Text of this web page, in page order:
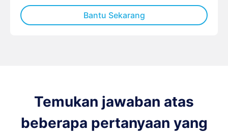
Bantu Sekarang
Temukan jawaban atas
beberapa pertanyaan yang